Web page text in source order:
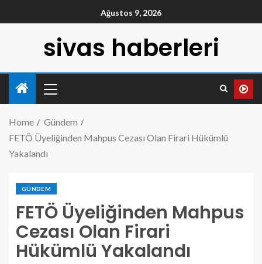
Ağustos 9, 2026
sivas haberleri
Home
Gündem
FETÖ Üyeliğinden Mahpus Cezası Olan Firari Hükümlü
Yakalandı
GÜNDEM
FETÖ Üyeliğinden Mahpus
Cezası Olan Firari
Hükümlü Yakalandı